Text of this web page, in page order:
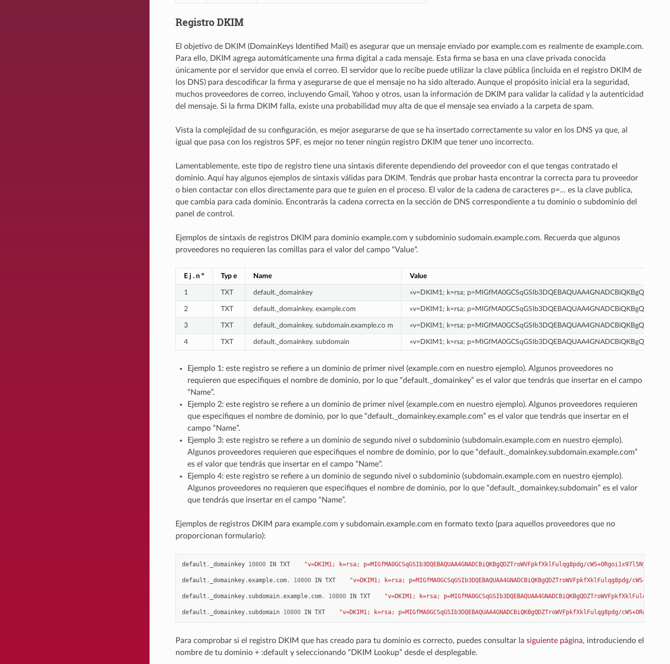
Registro DKIM
El objetivo de DKIM (DomainKeys Identified Mail) es asegurar que un mensaje enviado por example.com es realmente de example.com.
Para ello, DKIM agrega automáticamente una firma digital a cada mensaje. Esta firma se basa en una clave privada conocida
únicamente por el servidor que envía el correo. El servidor que lo recibe puede utilizar la clave pública (incluida en el registro DKIM de
los DNS) para descodificar la firma y asegurarse de que el mensaje no ha sido alterado. Aunque el propósito inicial era la seguridad,
muchos proveedores de correo, incluyendo Gmail, Yahoo y otros, usan la información de DKIM para validar la calidad y la autenticidad
del mensaje. Si la firma DKIM falla, existe una probabilidad muy alta de que el mensaje sea enviado a la carpeta de spam.
Vista la complejidad de su configuración, es mejor asegurarse de que se ha insertado correctamente su valor en los DNS ya que, al
igual que pasa con los registros SPF, es mejor no tener ningún registro DKIM que tener uno incorrecto.
Lamentablemente, este tipo de registro tiene una sintaxis diferente dependiendo del proveedor con el que tengas contratado el
dominio. Aquí hay algunos ejemplos de sintaxis válidas para DKIM. Tendrás que probar hasta encontrar la correcta para tu proveedor
o bien contactar con ellos directamente para que te guíen en el proceso. El valor de la cadena de caracteres p=… es la clave publica,
que cambia para cada dominio. Encontrarás la cadena correcta en la sección de DNS correspondiente a tu dominio o subdominio del
panel de control.
Ejemplos de sintaxis de registros DKIM para dominio example.com y subdominio sudomain.example.com. Recuerda que algunos
proveedores no requieren las comillas para el valor del campo “Value”.
E j . n º Typ e Name Value
1 TXT default._domainkey «v=DKIM1; k=rsa;
2 TXT default._domainkey. example.com «v=DKIM1; k=rsa;
3 TXT default._domainkey. subdomain.example.co m «v=DKIM1; k=rsa;
4 TXT default._domainkey. subdomain «v=DKIM1; k=rsa;
Ejemplo 1: este registro se refiere a un dominio de primer nivel (example.com en nuestro ejemplo). Algunos proveedores no
requieren que especifiques el nombre de dominio, por lo que “default._domainkey” es el valor que tendrás que insertar en el campo
“Name”.
Ejemplo 2: este registro se refiere a un dominio de primer nivel (example.com en nuestro ejemplo). Algunos proveedores requieren
que especifiques el nombre de dominio, por lo que “default._domainkey.example.com” es el valor que tendrás que insertar en el
campo “Name”.
Ejemplo 3: este registro se refiere a un dominio de segundo nivel o subdominio (subdomain.example.com en nuestro ejemplo).
Algunos proveedores requieren que especifiques el nombre de dominio, por lo que “default._domainkey.subdomain.example.com”
es el valor que tendrás que insertar en el campo “Name”.
Ejemplo 4: este registro se refiere a un dominio de segundo nivel o subdominio (subdomain.example.com en nuestro ejemplo).
Algunos proveedores no requieren que especifiques el nombre de dominio, por lo que “default._domainkey.subdomain” es el valor
que tendrás que insertar en el campo “Name”.
Ejemplos de registros DKIM para example.com y subdomain.example.com en formato texto (para aquellos proveedores que no
proporcionan formulario):
default . _domainkey 10800 IN TXT "v=DKIM1; k=rsa; p=MIGfMA0GCSqGSIb3DQEBAQUAA4GNADCBiQKBgQDZTroWVFpkfXklFulqg8pdg/
default . _domainkey.example. com. 10800 IN TXT "v=DKIM1; k=rsa; p=MIGfMA0GCSqGSIb3DQEBAQUAA4GNADCBiQKBgQDZTroWVFpkfXklFulqg8pdg/
default . _domainkey. subdomain.example. com. 10800 IN TXT "v=DKIM1; k=rsa;
default . _domainkey. subdomain 10800 IN TXT "v=DKIM1; k=rsa; p=MIGfMA0GCSqGSIb3DQEBAQUAA4GNADCBiQKBgQDZTroWVFpkfXklFulqg8pdg/
Para comprobar si el registro DKIM que has creado para tu dominio es correcto, puedes consultar la siguiente página, introduciendo el
nombre de tu dominio + :default y seleccionando “DKIM Lookup” desde el desplegable.